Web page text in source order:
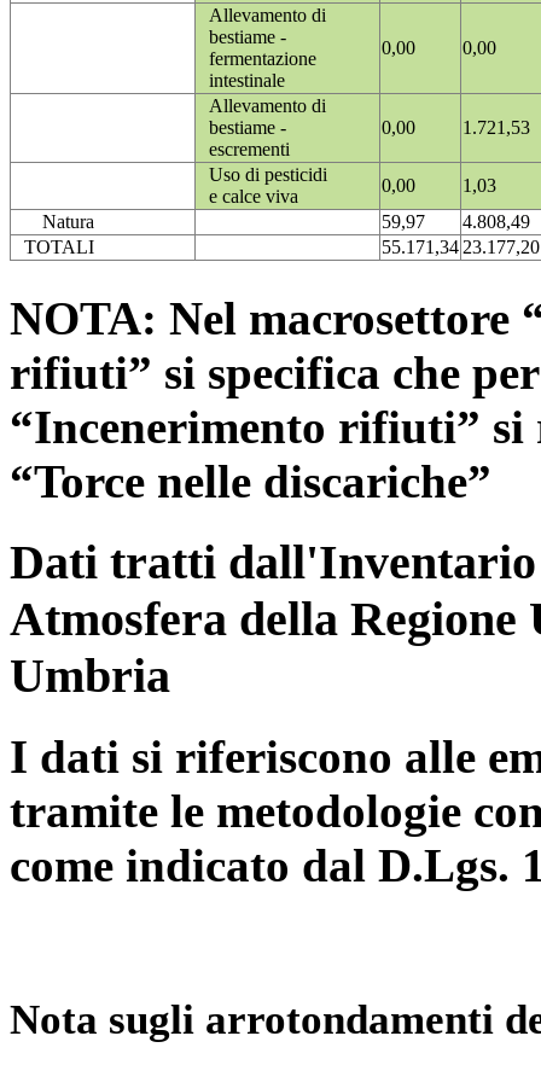
Allevamento di
bestiame -
fermentazione
intestinale
0,00 0,00
Allevamento di
bestiame -
escrementi
0,00 1.721,53
Uso di pesticidi
e calce viva
0,00
1,03
Natura
59,97
4.808,49
TOTALI
55.171,3423.177,20
NOTA: Nel macrosettore
rifiuti” si specifica che
“Incenerimento rifiuti”
“Torce nelle discariche”
Dati tratti dall'Inventario
Atmosfera della
Umbria
I dati si riferiscono alle
tramite le metodologie
come indicato dal D.Lgs.
Nota sugli arrotondamenti